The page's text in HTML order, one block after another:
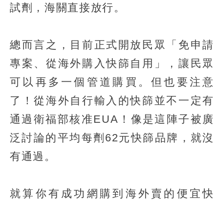
試劑，海關直接放行。
總而言之，目前正式開放民眾「免申請
專案、從海外購入快篩自用」，讓民眾
可以再多一個管道購買。但也要注意
了！從海外自行輸入的快篩並不一定有
通過衛福部核准EUA！像是這陣子被廣
泛討論的平均每劑62元快篩品牌，就沒
有通過。
就算你有成功網購到海外賣的便宜快